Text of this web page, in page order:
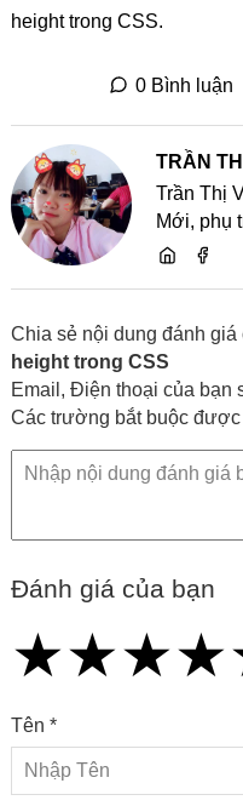
height trong CSS.
0 Bình luận
TRẦN
Trần Thị
Mới, phụ
dung và
Chia sẻ nội dung đánh giá
height trong CSS
Email, Điện thoại của bạn
Các trường bắt buộc được
Đánh giá của bạn
★
★★
★★★
★★★★
★★★★
Tên *